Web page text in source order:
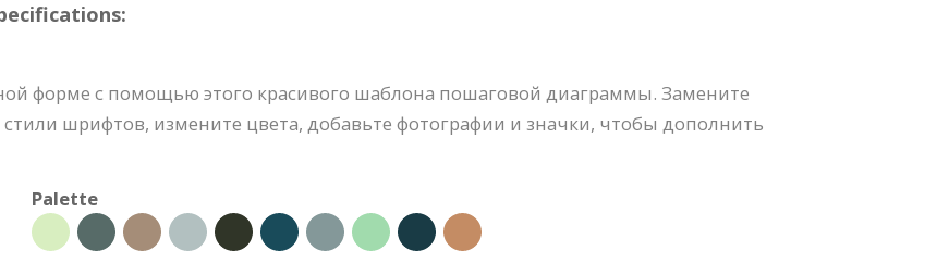
форме с помощью этого красивого шаблона пошаговой диаграммы. Замените
шрифтов, измените цвета, добавьте фотографии и значки, чтобы дополнить
Palette